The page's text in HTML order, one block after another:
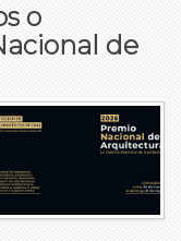
o
de